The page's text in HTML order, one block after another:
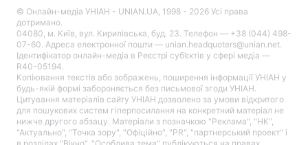
© Онлайн-медіа УНІАН - UNIAN.UA, 1998 - 2026 Усі права
дотримано.
04080, м. Київ, вул. Кирилівська, буд. 23. Телефон — +38 (044) 498-
07-60. Адреса електронної пошти — unian.headquoters@unian.net.
Ідентифікатор онлайн-медіа в Реєстрі суб’єктів у сфері медіа —
R40-05194.
Копіювання текстів або зображень, поширення інформації УНІАН у
будь-якій формі забороняється без письмової згоди УНІАН.
Цитування матеріалів сайту УНІАН дозволено за умови відкритого
для пошукових систем гіперпосилання на конкретний матеріал не
нижче другого абзацу. Матеріали з позначкою "Реклама", "НК",
"Актуально", "Точка зору", "Офіційно", "PR", "партнерський проект" і